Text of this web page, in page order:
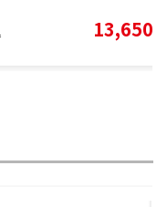
13,650